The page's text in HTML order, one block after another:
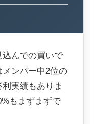
んでの買いで
ンバー中2位の
実績もありま
もまずまずで